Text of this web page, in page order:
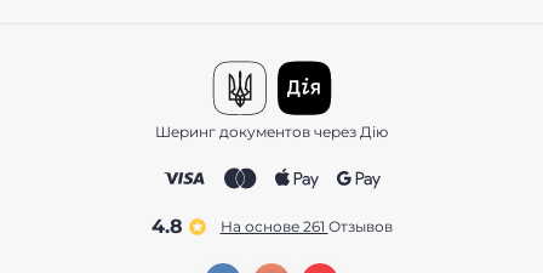
Шеринг документов через Дію
4.8 На основе 261 отзывов